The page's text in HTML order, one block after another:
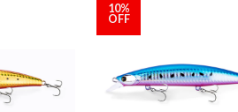
10%
OFF